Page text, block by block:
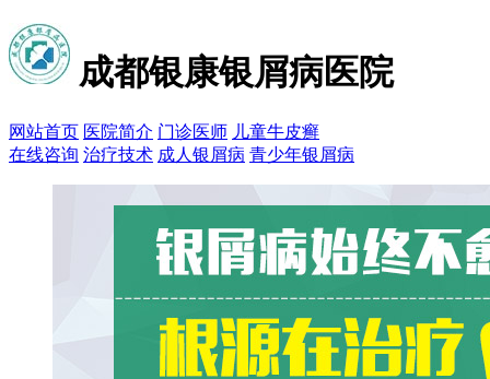
成都银康银屑病医院
网站首页 医院简介 门诊医师 儿童牛皮癣
在线咨询 治疗技术 成人银屑病 青少年银屑病